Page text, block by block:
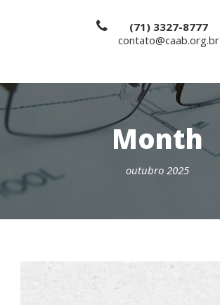
(71) 3327-8777
contato@caab.org.br
Month
outubro 2025